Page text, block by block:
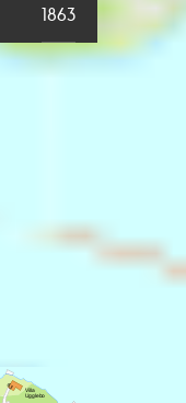
1863 1855